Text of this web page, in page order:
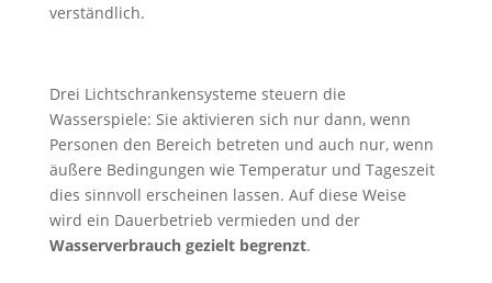
verständlich.
Drei Lichtschrankensysteme steuern die
Wasserspiele: Sie aktivieren sich nur dann, wenn
Personen den Bereich betreten und auch nur, wenn
äußere Bedingungen wie Temperatur und Tageszeit
dies sinnvoll erscheinen lassen. Auf diese Weise
wird ein Dauerbetrieb vermieden und der
Wasserverbrauch gezielt begrenzt.